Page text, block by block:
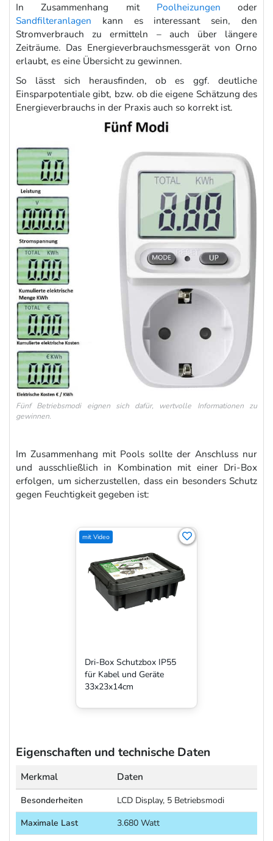
In Zusammenhang mit Poolheizungen oder
Sandfilteranlagen kann es interessant sein, den
Stromverbrauch zu ermitteln – auch über längere
Zeiträume. Das Energieverbrauchsmessgerät von Orno
erlaubt, es eine Übersicht zu gewinnen.
So lässt sich herausfinden, ob es ggf. deutliche
Einsparpotentiale gibt, bzw. ob die eigene Schätzung des
Energieverbrauchs in der Praxis auch so korrekt ist.
Fünf Betriebsmodi eignen sich dafür, wertvolle Informationen zu
gewinnen.
Im Zusammenhang mit Pools sollte der Anschluss nur
und ausschließlich in Kombination mit einer Dri-Box
erfolgen, um sicherzustellen, dass ein besonders Schutz
gegen Feuchtigkeit gegeben ist:
mit Video
Dri-Box Schutzbox IP55
für Kabel und Geräte
33x23x14cm
Eigenschaften und technische Daten
Merkmal Daten
Besonderheiten
LCD Display, 5 Betriebsmodi
Maximale Last
3.680 Watt